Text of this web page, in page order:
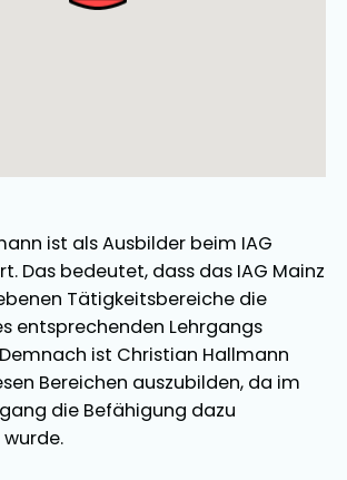
ist alsAusbilder beim IAG
Das bedeutet, dass das IAG Mainz
Tätigkeitsbereiche die
entsprechenden Lehrgangs
ist Christian Hallmann
Bereichen auszubilden, da im
die Befähigung dazu